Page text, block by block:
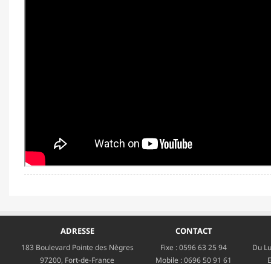
ADRESSE
183 Boulevard Pointe des Nègres
97200, Fort-de-France
CONTACT
Fixe :0596 63 25 94
Mobile :0696 50 91 61
Du